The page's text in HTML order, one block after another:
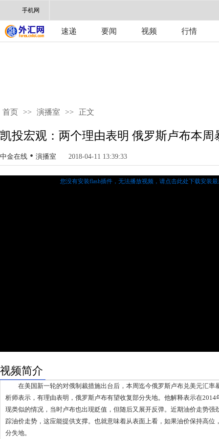
手机网
速递 要闻 视频 行情
首页 >> 演播室 >> 正文
凯投宏观：两个理由表明 俄罗斯卢布本周
中金在线 • 演播室 2018-04-11 13:39:33
您没有安装flash插件，无法播放视频， 请点击此处下载安装
视频简介
在美国新一轮的对俄制裁措施出台后，本周迄今俄罗斯卢布兑美元汇率
析师表示，有理由表明，俄罗斯卢布有望收复部分失地。他解释表示在
现类似的情况，当时卢布也出现贬值，但随后又展开反弹。近期油价走势强
踪油价走势，这应能提供支撑。也就意味着从表面上看，如果油价保持高位
分失地。